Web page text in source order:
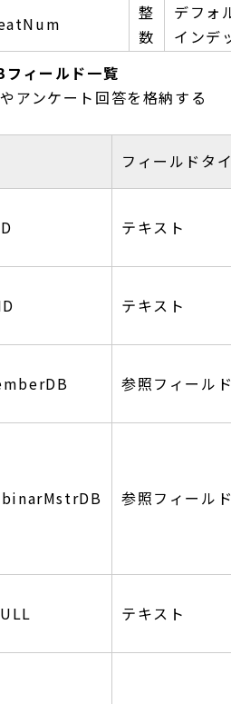
整
数
デフォ
インデ
ィールド一覧
アンケート回答を格納する
フィールドタ
テキスト
テキスト
参照フィール
参照フィール
テキスト